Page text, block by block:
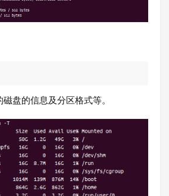
盘的信息及分区格式等。